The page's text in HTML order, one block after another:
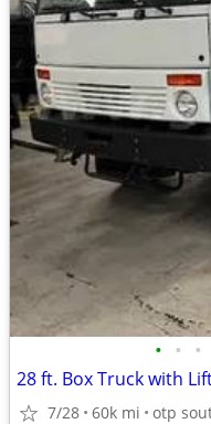
• • •
28 ft. Box Truck with
7/28 60k mi otp